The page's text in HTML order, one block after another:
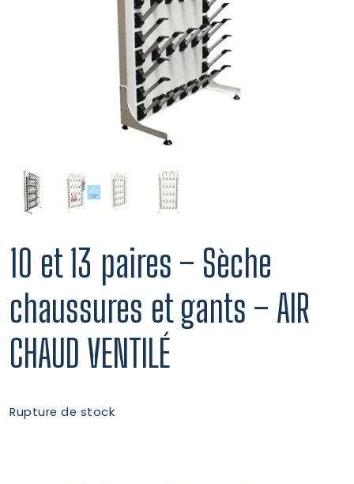
10 et 13 paires – Sèche
chaussures et gants – AIR
CHAUD VENTILÉ
Rupture de stock